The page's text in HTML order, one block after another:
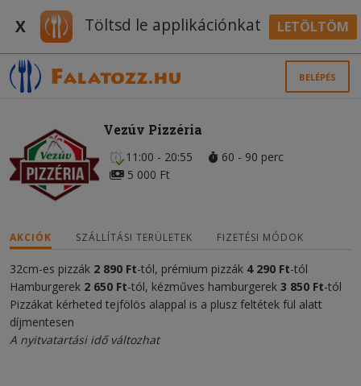
X Töltsd le applikációnkat LETÖLTÖM
BELÉPÉS
Vezúv Pizzéria
11:00 - 20:55
60 - 90 perc
5 000 Ft
AKCIÓK SZÁLLÍTÁSI TERÜLETEK FIZETÉSI MÓDOK
32cm-es pizzák 2 890 Ft-tól, prémium pizzák 4 290 Ft-tól
Hamburgerek 2 650 Ft-tól, kézműves hamburgerek 3 850 Ft-tól
Pizzákat kérheted tejfölös alappal is a plusz feltétek fül alatt
díjmentesen
A nyitvatartási idő változhat